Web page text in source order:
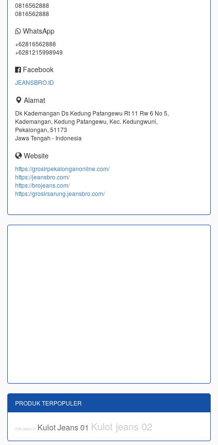
0816562888
0816562888
WhatsApp
+62816562888
+6281215998949
Facebook
JEANSBRO.ID
Alamat
Dk Kademangan Ds Kedung Patangewu Rt 11 Rw 6 No 5,
Kademangan, Kedung Patangewu, Kec. Kedungwuni,
Pekalongan, 51173
Jawa Tengah - Indonesia
Website
https://grosirpekalonganonline.com/
https://jeansbro.com/
https://brojeans.com/
https://grosirsarung.jeansbro.com/
PRODUK TERPOPULER
Rok jeans 01 Kulot Jeans 01 Kulot jeans 02